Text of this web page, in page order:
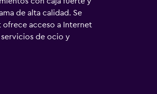
de alta calidad. Se
ofrece acceso a Internet
de ocio y
que se indican más